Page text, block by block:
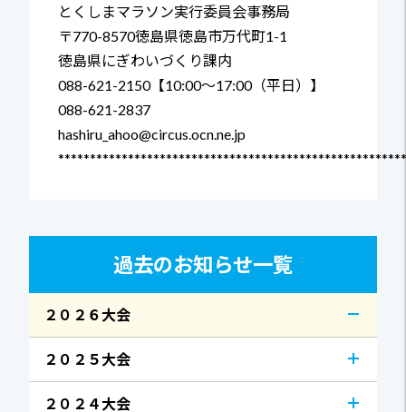
とくしまマラソン実行委員会事務局
〒770-8570徳島県徳島市万代町1-1
徳島県にぎわいづくり課内
088-621-2150【10:00～17:00（平日）】
088-621-2837
hashiru_ahoo@circus.ocn.ne.jp
過去のお知らせ一覧
２０２６大会
２０２５大会
２０２４大会